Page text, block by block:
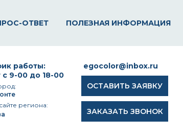
ОТВЕТ ПОЛЕЗНАЯ ИНФОРМАЦИЯ
egocolor@inbox.ru
ОСТАВИТЬ ЗАЯВКУ
ЗАКАЗАТЬ ЗВОНОК
работы:
с 9-00 до 18-00
региона: